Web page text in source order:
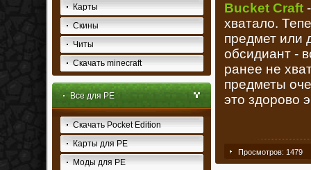
Карты
Скины
Читы
Скачать minecraft
Все для PE
Скачать Pocket Edition
Карты для PE
Моды для PE
Bucket Craft
хватало.
предмет или
обсидиант -
ранее не
предметы
это здорово
Просмотров: 1479